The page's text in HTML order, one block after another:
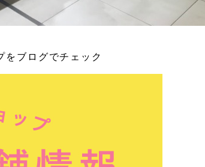
をブログでチェック